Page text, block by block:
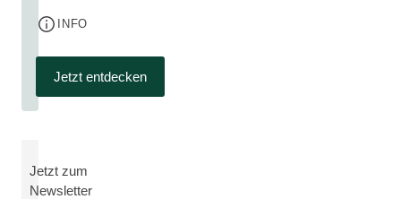
INFO
Jetzt entdecken
Jetzt zum
Newsletter